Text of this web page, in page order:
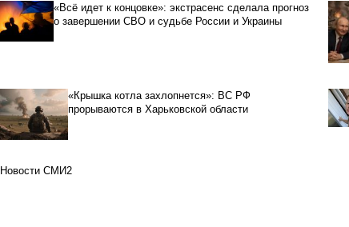
«Всё идет к концовке»: экстрасенс сделала прогноз
о завершении СВО и судьбе России и Украины
«Крышка котла захлопнется»: ВС РФ
прорываются в Харьковской области
Новости СМИ2